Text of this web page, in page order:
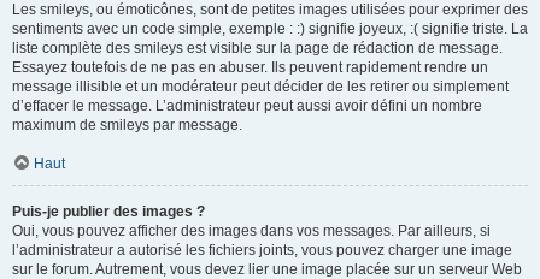
Les smileys, ou émoticônes, sont de petites images utilisées pour exprimer des
sentiments avec un code simple, exemple : :) signifie joyeux, :( signifie triste. La
liste complète des smileys est visible sur la page de rédaction de message.
Essayez toutefois de ne pas en abuser. Ils peuvent rapidement rendre un
message illisible et un modérateur peut décider de les retirer ou simplement
d’effacer le message. L’administrateur peut aussi avoir défini un nombre
maximum de smileys par message.
Haut
Puis-je publier des images ?
Oui, vous pouvez afficher des images dans vos messages. Par ailleurs, si
l’administrateur a autorisé les fichiers joints, vous pouvez charger une image
sur le forum. Autrement, vous devez lier une image placée sur un serveur Web